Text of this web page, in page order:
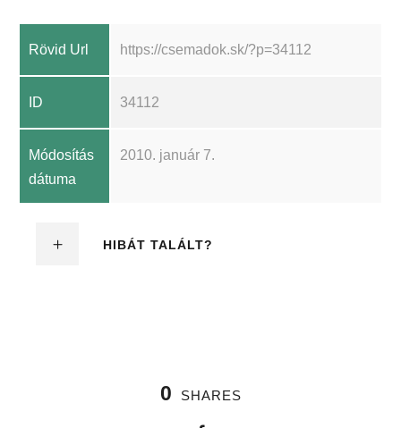
Rövid Url https://csemadok.sk/?p=34112
ID 34112
Módosítás
dátuma
2010. január 7.
HIBÁT TALÁLT?
0 SHARES